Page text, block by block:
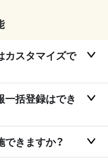
カスタマイズで
一括登録はでき
きますか？